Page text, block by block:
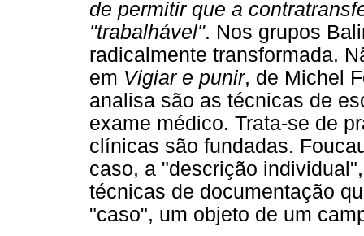
de permitir que a
"trabalhável". Nos grupos
radicalmente transformada.
em Vigiar e punir, de Michel
analisa são as técnicas de
exame médico. Trata-se de
clínicas são fundadas.
caso, a "descrição
técnicas de documentação
"caso", um objeto de um